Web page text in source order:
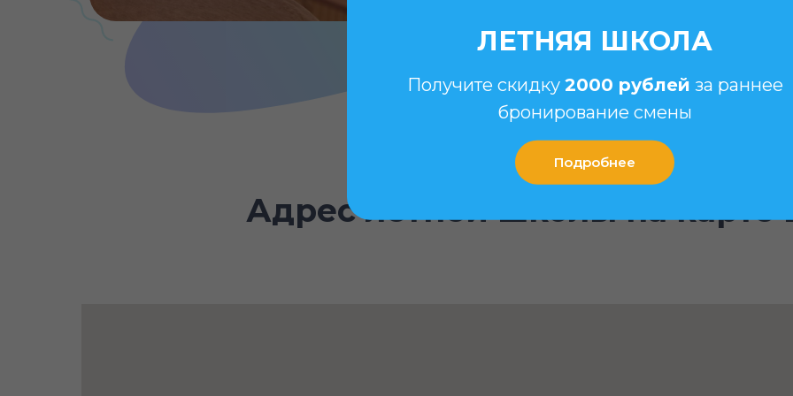
Адрес летней школы на карте
ЛЕТНЯЯ ШКОЛА
Получите скидку 2000 рублей за раннее
бронирование смены
Подробнее